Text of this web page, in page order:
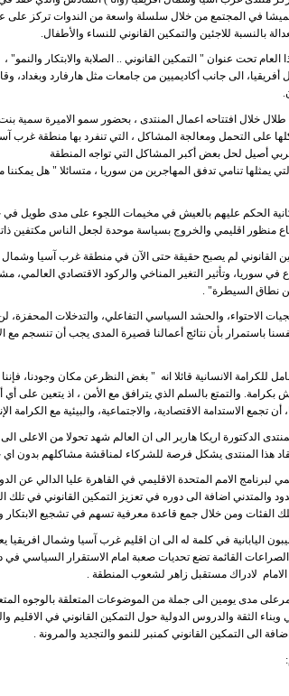
في المجتمع من خلال سلسلة واسعة من الندوات تركز على
بالنسبة للاجئين والتمكين القانوني للنساء والأطفال.
الى جانب أكاديميين من جامعات مثل هارفارد وبغداد،
خلال افتتاحه اعمال المنتدى ، بحضور سمو الاميرة سمية
على التحمل ومعالجة المشاكل ، التي تنفرد بها منطقة غرب
أصيل لحل بعض أكبر المشاكل التي تواجه المنطقة
يمثلها تنامي تدفق المهاجرين من سوريا ، متسائلا " هل
الحكم عليهم بالعيش في مخيمات اللجوء على مدى طويل في
منظور اقليمي والخروج بسياسة موحدة لجعل الناس مكتفين
القانوني لم يصبح حقيقة حتى الآن في منطقة غرب آسيا وشمال
في سوريا، وتأثير التغير المناخي والركود الاقتصادي
نطاق السيطرة" .
الاحتواء، والحشد السياسي التفاعلي، والتدخلات المحفزة،
باستمرار بأن نتائج أعمالنا قصيرة المدى يجب أن تنسجم مع
للكرامة الانسانية قائلا انه " بغض النظرعن مكان وجودنا،
تجمع الاستدامة الاقتصادية، والاجتماعية، والبيئية مع الكرامة
الدكتورة اريكا هاربر الى ان العالم شهد تحولا من الاعلى
هذا المنتدى يشكل فرصة للشركاء لمناقشة مشاكلهم بدون اي
لبرنامج الامم المتحدة الاقليمي في القاهرة عليا الدالي عن
والمتدني اضافة الى دوره في تعزيز التمكين القانوني في تلك
الفئات ومن خلال جمع قاعدة معرفية تسهم في تشجيع الابتكار
اليابانية في كلمة له الى ان اقليم غرب آسيا وشمال افريقيا
الصراعات القائمة تضع تحديات صعبة امام الاستقرار السياسي
لادراك مستقبل زاهر لشعوب المنطقة .
مدى يومين الى جملة من الموضوعات المتعلقة بالوجوه
وبناء الثقة والدروس الدولية حول التمكين القانوني في الاقليم
الى التمكين القانوني كمنبر للنمو والتجديد والمرونة .